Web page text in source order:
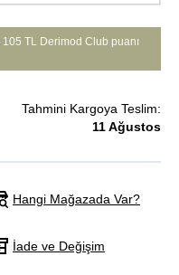
105 TL Derimod Club puanı
Tahmini Kargoya Teslim:
11 Ağustos
Hangi Mağazada Var?
İade ve Değişim